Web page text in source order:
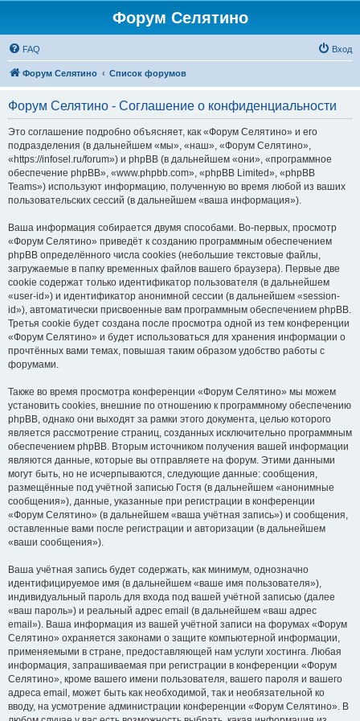
Форум Селятино
FAQ Вход
Форум Селятино Список форумов
Форум Селятино - Соглашение о конфиденциальности
Это соглашение подробно объясняет, как «Форум Селятино» и его
подразделения (в дальнейшем «мы», «наш», «Форум Селятино»,
«https://infosel.ru/forum») и phpBB (в дальнейшем «они», «программное
обеспечение phpBB», «www.phpbb.com», «phpBB Limited», «phpBB
Teams») используют информацию, полученную во время любой из ваших
пользовательских сессий (в дальнейшем «ваша информация»).
Ваша информация собирается двумя способами. Во-первых, просмотр
«Форум Селятино» приведёт к созданию программным обеспечением
phpBB определённого числа cookies (небольшие текстовые файлы,
загружаемые в папку временных файлов вашего браузера). Первые две
cookie содержат только идентификатор пользователя (в дальнейшем
«user-id») и идентификатор анонимной сессии (в дальнейшем «session-
id»), автоматически присвоенные вам программным обеспечением phpBB.
Третья cookie будет создана после просмотра одной из тем конференции
«Форум Селятино» и будет использоваться для хранения информации о
прочтённых вами темах, повышая таким образом удобство работы с
форумами.
Также во время просмотра конференции «Форум Селятино» мы можем
установить cookies, внешние по отношению к программному обеспечению
phpBB, однако они выходят за рамки этого документа, целью которого
является рассмотрение страниц, созданных исключительно программным
обеспечением phpBB. Вторым источником получения вашей информации
являются данные, которые вы отправляете на форум. Этими данными
могут быть, но не исчерпываются, следующие данные: сообщения,
размещённые под учётной записью Гостя (в дальнейшем «анонимные
сообщения»), данные, указанные при регистрации в конференции
«Форум Селятино» (в дальнейшем «ваша учётная запись») и сообщения,
оставленные вами после регистрации и авторизации (в дальнейшем
«ваши сообщения»).
Ваша учётная запись будет содержать, как минимум, однозначно
идентифицируемое имя (в дальнейшем «ваше имя пользователя»),
индивидуальный пароль для входа под вашей учётной записью (далее
«ваш пароль») и реальный адрес email (в дальнейшем «ваш адрес
email»). Ваша информация из вашей учётной записи на форумах «Форум
Селятино» охраняется законами о защите компьютерной информации,
применяемыми в стране, предоставляющей нам услуги хостинга. Любая
информация, запрашиваемая при регистрации в конференции «Форум
Селятино», кроме вашего имени пользователя, вашего пароля и вашего
адреса email, может быть как необходимой, так и необязательной ко
вводу, на усмотрение администрации конференции «Форум Селятино». В